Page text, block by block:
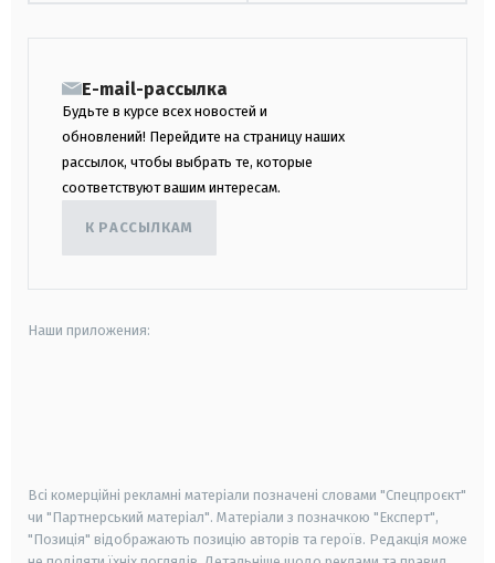
E-mail-рассылка
Будьте в курсе всех новостей и
обновлений! Перейдите на страницу наших
рассылок, чтобы выбрать те, которые
соответствуют вашим интересам.
К РАССЫЛКАМ
Наши приложения:
Всі комерційні рекламні матеріали позначені словами "Спецпроєкт"
чи "Партнерський матеріал". Матеріали з позначкою "Експерт",
"Позиція" відображають позицію авторів та героїв. Редакція може